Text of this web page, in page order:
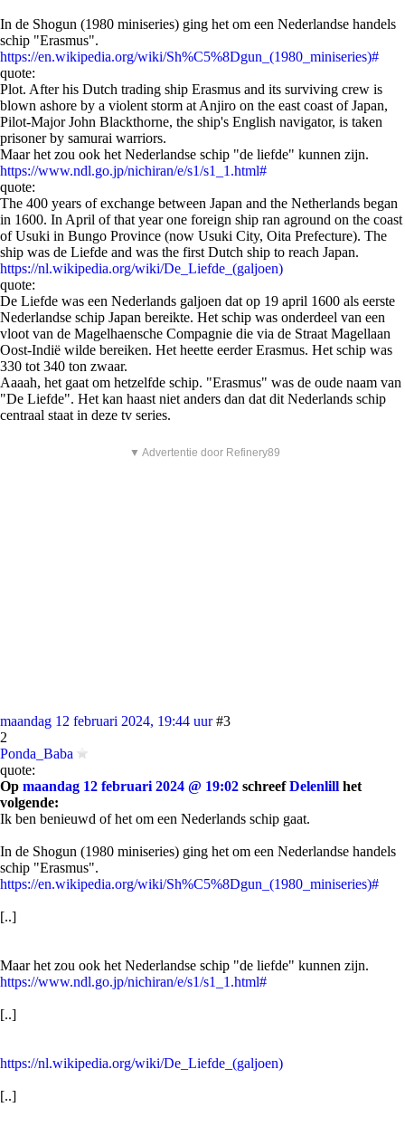
In de Shogun (1980 miniseries) ging het om een Nederlandse handels
schip "Erasmus".
https://en.wikipedia.org/wiki/Sh%C5%8Dgun_(1980_miniseries)#
quote:
Plot. After his Dutch trading ship Erasmus and its surviving crew is
blown ashore by a violent storm at Anjiro on the east coast of Japan,
Pilot-Major John Blackthorne, the ship's English navigator, is taken
prisoner by samurai warriors.
Maar het zou ook het Nederlandse schip "de liefde" kunnen zijn.
https://www.ndl.go.jp/nichiran/e/s1/s1_1.html#
quote:
The 400 years of exchange between Japan and the Netherlands began
in 1600. In April of that year one foreign ship ran aground on the coast
of Usuki in Bungo Province (now Usuki City, Oita Prefecture). The
ship was de Liefde and was the first Dutch ship to reach Japan.
https://nl.wikipedia.org/wiki/De_Liefde_(galjoen)
quote:
De Liefde was een Nederlands galjoen dat op 19 april 1600 als eerste
Nederlandse schip Japan bereikte. Het schip was onderdeel van een
vloot van de Magelhaensche Compagnie die via de Straat Magellaan
Oost-Indië wilde bereiken. Het heette eerder Erasmus. Het schip was
330 tot 340 ton zwaar.
Aaaah, het gaat om hetzelfde schip. "Erasmus" was de oude naam van
"De Liefde". Het kan haast niet anders dan dat dit Nederlands schip
centraal staat in deze tv series.
▼ Advertentie door Refinery89
maandag 12 februari 2024, 19:44 uur #3
2
Ponda_Baba
quote:
Op maandag 12 februari 2024 @ 19:02 schreefDelenlill het
volgende:
Ik ben benieuwd of het om een Nederlands schip gaat.
In de Shogun (1980 miniseries) ging het om een Nederlandse handels
schip "Erasmus".
https://en.wikipedia.org/wiki/Sh%C5%8Dgun_(1980_miniseries)#
[..]
Maar het zou ook het Nederlandse schip "de liefde" kunnen zijn.
https://www.ndl.go.jp/nichiran/e/s1/s1_1.html#
[..]
https://nl.wikipedia.org/wiki/De_Liefde_(galjoen)
[..]